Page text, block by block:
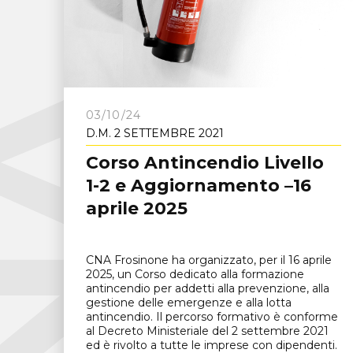
03/10/24
D.M. 2 SETTEMBRE 2021
Corso Antincendio Livello
1-2 e Aggiornamento –16
aprile 2025
CNA Frosinone ha organizzato, per il 16 aprile
2025, un Corso dedicato alla formazione
antincendio per addetti alla prevenzione, alla
gestione delle emergenze e alla lotta
antincendio. Il percorso formativo è conforme
al Decreto Ministeriale del 2 settembre 2021
ed è rivolto a tutte le imprese con dipendenti.